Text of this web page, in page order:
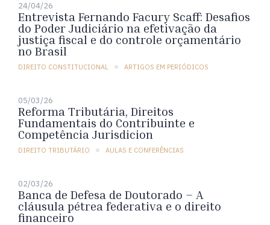
24/04/26
Entrevista Fernando Facury Scaff: Desafios
do Poder Judiciário na efetivação da
justiça fiscal e do controle orçamentário
no Brasil
DIREITO CONSTITUCIONAL ARTIGOS EM PERIÓDICOS
05/03/26
Reforma Tributária, Direitos
Fundamentais do Contribuinte e
Competência Jurisdicion
DIREITO TRIBUTÁRIO AULAS E CONFERÊNCIAS
02/03/26
Banca de Defesa de Doutorado – A
cláusula pétrea federativa e o direito
financeiro